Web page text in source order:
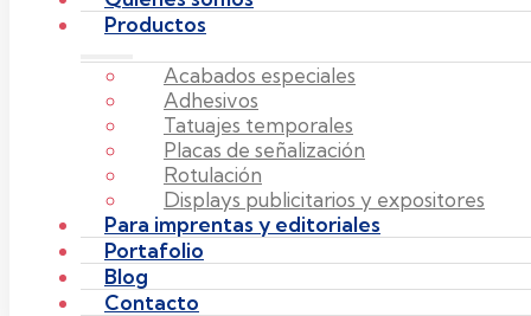
Productos
Acabados especiales
Adhesivos
Tatuajes temporales
Placas de señalización
Rotulación
Displays publicitarios y expositores
Para imprentas y editoriales
Portafolio
Blog
Contacto